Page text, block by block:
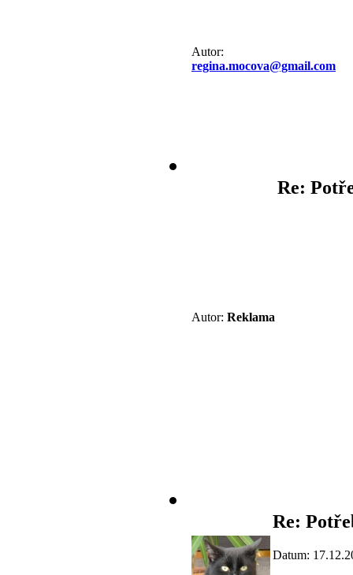
Autor:
regina.mocova@gmail.com
Autor: Reklama
Re:
Re:
Datum: